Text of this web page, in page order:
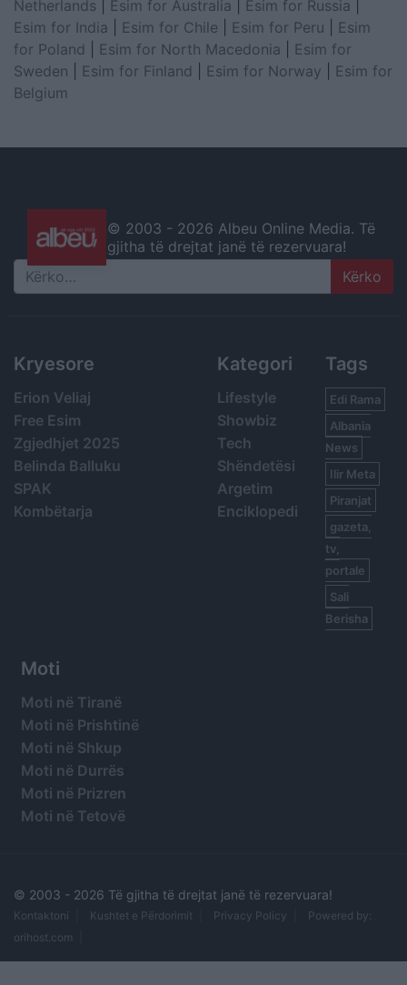
Netherlands
Esim for Australia Esim for Russia
Esim for India
Esim for Chile Esim for Peru
Esim
for Poland
Esim for North Macedonia
Esim for
Sweden
Esim for Finland Esim for Norway
Esim for
Belgium
© 2003 - 2026 Albeu Online Media. Të
gjitha të drejtat janë të rezervuara!
Search
Kryesore
Erion Veliaj
Free Esim
Zgjedhjet 2025
Belinda Balluku
SPAK
Kombëtarja
Kategori
Lifestyle
Showbiz
Tech
Shëndetësi
Argetim
Enciklopedi
Tags
Edi Rama
Albania
News
Ilir Meta
Piranjat
gazeta,
tv,
portale
Sali
Berisha
Moti
Moti në Tiranë
Moti në Prishtinë
Moti në Shkup
Moti në Durrës
Moti në Prizren
Moti në Tetovë
© 2003 - 2026 Të gjitha të drejtat janë të rezervuara!
Kontaktoni Kushtet e Përdorimit Privacy Policy
Powered by:
orihost.com